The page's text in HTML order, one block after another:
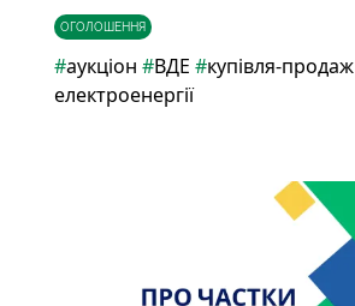
ОГОЛОШЕННЯ
#аукціон #ВДЕ #купівля-продаж
електроенергії